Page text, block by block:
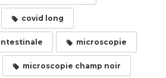
covid long
microscopie
microscopie champ noir